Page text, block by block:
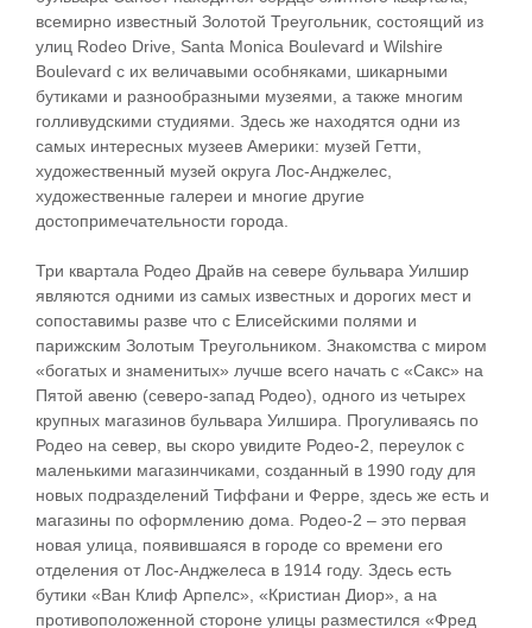
всемирно известный Золотой Треугольник, состоящий из
улиц Rodeo Drive, Santa Monica Boulevard и Wilshire
Boulevard с их величавыми особняками, шикарными
бутиками и разнообразными музеями, а также многим
голливудскими студиями. Здесь же находятся одни из
самых интересных музеев Америки: музей Гетти,
художественный музей округа Лос-Анджелес,
художественные галереи и многие другие
достопримечательности города.
Три квартала Родео Драйв на севере бульвара Уилшир
являются одними из самых известных и дорогих мест и
сопоставимы разве что с Елисейскими полями и
парижским Золотым Треугольником. Знакомства с миром
«богатых и знаменитых» лучше всего начать с «Сакс» на
Пятой авеню (северо-запад Родео), одного из четырех
крупных магазинов бульвара Уилшира. Прогуливаясь по
Родео на север, вы скоро увидите Родео-2, переулок с
маленькими магазинчиками, созданный в 1990 году для
новых подразделений Тиффани и Ферре, здесь же есть и
магазины по оформлению дома. Родео-2 – это первая
новая улица, появившаяся в городе со времени его
отделения от Лос-Анджелеса в 1914 году. Здесь есть
бутики «Ван Клиф Арпелс», «Кристиан Диор», а на
противоположенной стороне улицы разместился «Фред